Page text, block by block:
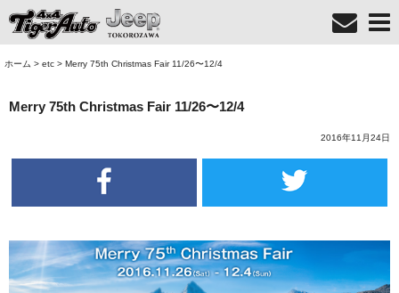
ホーム > etc > Merry 75th Christmas Fair 11/26〜12/4
Merry 75th Christmas Fair 11/26〜12/4
2016年11月24日